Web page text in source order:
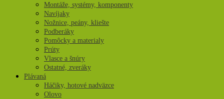
Montáže, systémy, komponenty
Navíjaky
Nožnice, peány, kliešte
Podberáky
Pomôcky a materialy
Prúty
Vlasce a šnúry
Ostatné, zveráky
Plávaná
Háčiky, hotové nadväzce
Olovo